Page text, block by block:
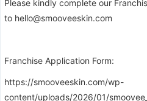
Please kindly complete our
to hello@smooveeskin.com
Franchise Application Form:
https://smooveeskin.com/wp-
content/uploads/2026/01/